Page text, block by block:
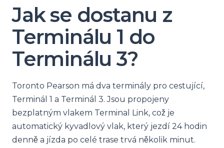
Jak se dostanu z
Terminálu 1 do
Terminálu 3?
Toronto Pearson má dva terminály pro cestující,
Terminál 1 a Terminál 3. Jsou propojeny
bezplatným vlakem Terminal Link, což je
automatický kyvadlový vlak, který jezdí 24 hodin
denně a jízda po celé trase trvá několik minut.